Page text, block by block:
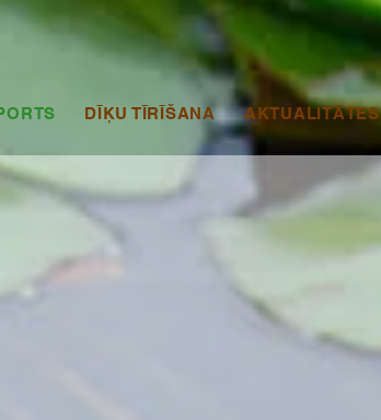
DĪĶU TĪRĪŠANA AKTUALITĀTES
upju tīrīšana